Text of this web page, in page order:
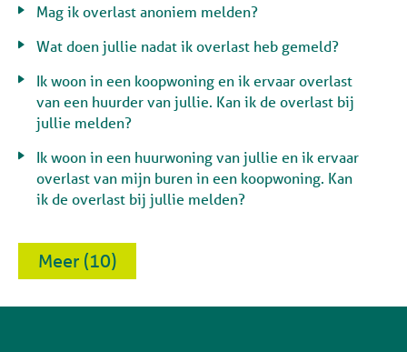
Mag ik overlast anoniem melden?
Wat doen jullie nadat ik overlast heb gemeld?
Ik woon in een koopwoning en ik ervaar overlast
van een huurder van jullie. Kan ik de overlast bij
jullie melden?
Ik woon in een huurwoning van jullie en ik ervaar
overlast van mijn buren in een koopwoning. Kan
ik de overlast bij jullie melden?
Meer (10)